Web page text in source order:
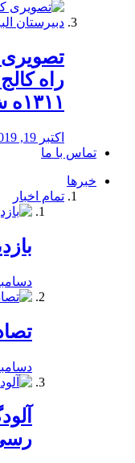
️تصویری
راه
۱۳۱۱ه ش
اکتبر 19, 2019
تماس با ما
خبرها
تمام اخبار
دسامبر 24,
دسامبر 24,